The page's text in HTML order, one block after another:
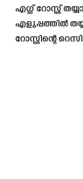
എഗ്ഗ് റോസ്റ്റ്
എളുപ്പത്തിൽ
റോസ്റ്റിന്റെ